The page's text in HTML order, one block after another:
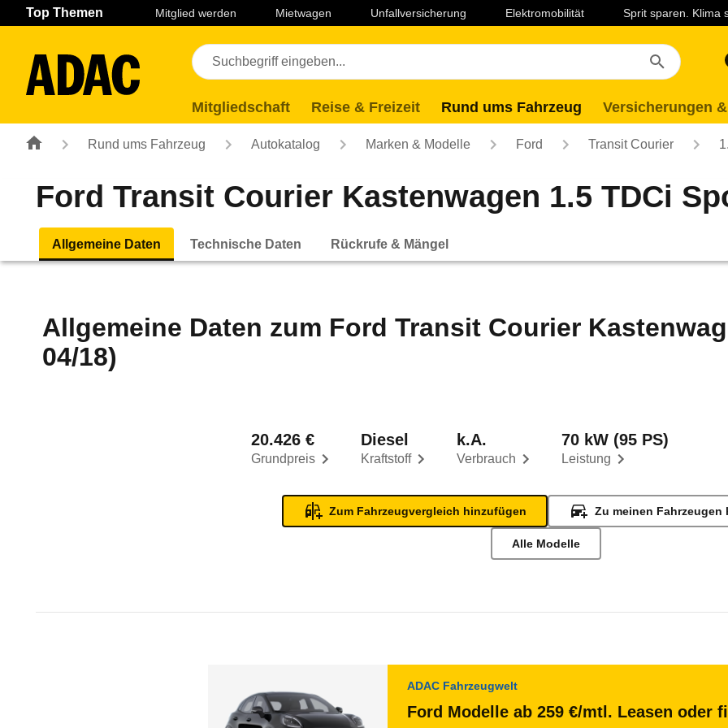
Navigation Seiteninhalt Fußzeile
Top Themen Mitglied werden Mietwagen Unfallversicherung Elektromobilität Sprit sparen. Klima
Mitgliedschaft Reise & Freizeit Rund ums Fahrzeug Versicherungen
Rund ums Fahrzeug Autokatalog Marken & Modelle Ford Transit Courier
Ford Transit Courier Kastenwagen 1.5 TDCi
Allgemeine Daten Technische Daten Rückrufe & Mängel
Allgemeine Daten zum Ford Transit Courier
04/18)
Grundpreis
20.426 €
Kraftstoff
Diesel
Verbrauch
k.A.
Leistung
70 kW (95 PS)
Zum Fahrzeugvergleich hinzufügen Zu meinen Fahrzeugen
Alle Modelle
ADAC Fahrzeugwelt
Ford Modelle ab 259 €/mtl. Leasen oder